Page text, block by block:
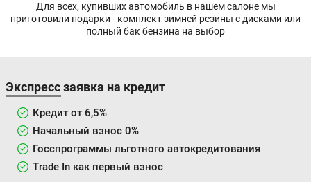
Для всех, купивших автомобиль в нашем салоне мы
приготовили подарки - комплект зимней резины с дисками или
полный бак бензина на выбор
Экспресс заявка на кредит
Кредит от 6,5%
Начальный взнос 0%
Госспрограммы льготного автокредитования
Trade In как первый взнос